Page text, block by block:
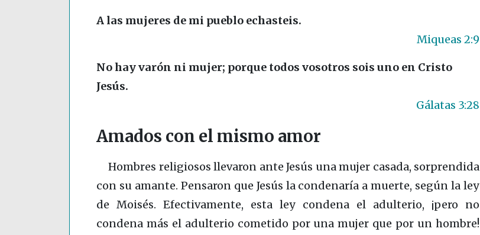
A las mujeres de mi pueblo echasteis.
Miqueas 2:9
No hay varón ni mujer; porque todos vosotros sois uno en Cristo
Jesús.
Gálatas 3:28
Amados con el mismo amor
Hombres religiosos llevaron ante Jesús una mujer casada, sorprendida
con su amante. Pensaron que Jesús la condenaría a muerte, según la ley
de Moisés. Efectivamente, esta ley condena el adulterio, ¡pero no
condena más el adulterio cometido por una mujer que por un hombre!